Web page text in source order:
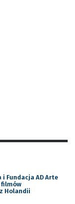
i Fundacja AD Arte
filmów
Holandii